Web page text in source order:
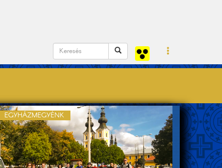
EGYHÁZMEGYÉNK